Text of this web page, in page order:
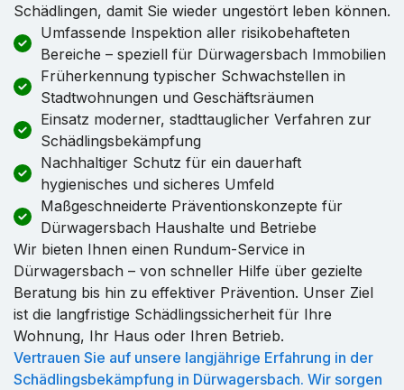
Schädlingen, damit Sie wieder ungestört leben können.
Umfassende Inspektion aller risikobehafteten
Bereiche – speziell für Dürwagersbach Immobilien
Früherkennung typischer Schwachstellen in
Stadtwohnungen und Geschäftsräumen
Einsatz moderner, stadttauglicher Verfahren zur
Schädlingsbekämpfung
Nachhaltiger Schutz für ein dauerhaft
hygienisches und sicheres Umfeld
Maßgeschneiderte Präventionskonzepte für
Dürwagersbach Haushalte und Betriebe
Wir bieten Ihnen einen Rundum-Service in
Dürwagersbach – von schneller Hilfe über gezielte
Beratung bis hin zu effektiver Prävention. Unser Ziel
ist die langfristige Schädlingssicherheit für Ihre
Wohnung, Ihr Haus oder Ihren Betrieb.
Vertrauen Sie auf unsere langjährige Erfahrung in der
Schädlingsbekämpfung in Dürwagersbach. Wir sorgen